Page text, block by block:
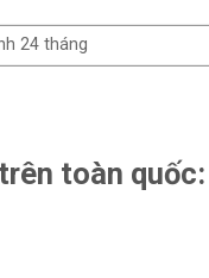
24 tháng
toàn quốc: